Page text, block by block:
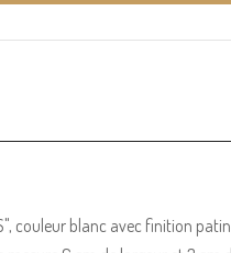
couleur blanc avec finition